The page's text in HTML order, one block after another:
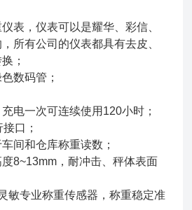
表，仪表可以是耀华、彩信、
所有公司的仪表都具有去皮、
；
数码管；
电一次可连续使用120小时；
口；
间和仓库称重读数；
8~13mm，耐冲击、秤体表面
敏专业称重传感器，称重稳定准